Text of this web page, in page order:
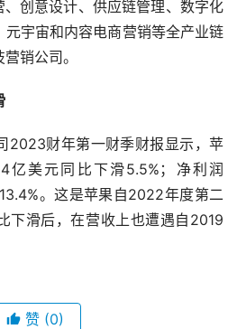
创意设计、供应链管理、数字化
元宇宙和内容电商营销等全产业链
销公司。
2023财年第一财季财报显示，苹
亿美元同比下滑5.5%；净利润
。这是苹果自2022年度第二
下滑后，在营收上也遭遇自2019
赞 (0)